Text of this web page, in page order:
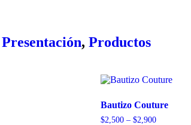
Presentación, Productos
Bautizo Couture
$2,500 – $2,900